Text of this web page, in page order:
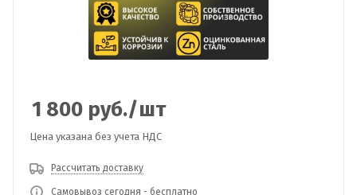
1 800 руб./шт
Цена указана без учета НДС
Рассчитать доставку
Самовывоз сегодня - бесплатно